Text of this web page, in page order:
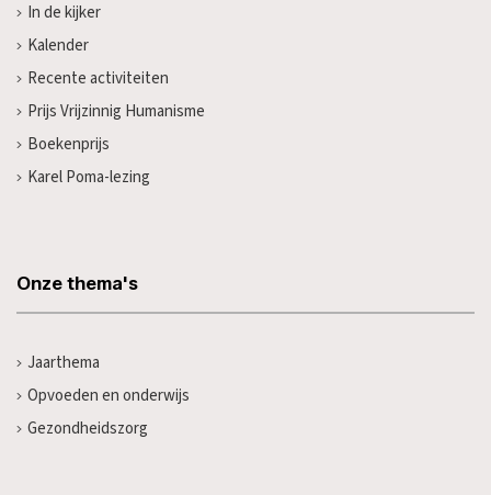
In de kijker
Kalender
Recente activiteiten
Prijs Vrijzinnig Humanisme
Boekenprijs
Karel Poma-lezing
Onze thema's
Jaarthema
Opvoeden en onderwijs
Gezondheidszorg